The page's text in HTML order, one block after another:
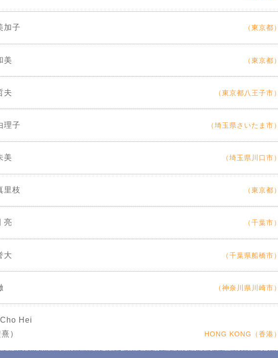
加子 （東京都）
美 （東京都）
夫 （東京都八王子市）
理子 （埼玉県さいたま市）
美 （埼玉県川口市）
里枝 （東京都）
亮 （千葉市）
大 （千葉県船橋市）
（神奈川県川崎市）
Hei
）
HONG KONG（香港）